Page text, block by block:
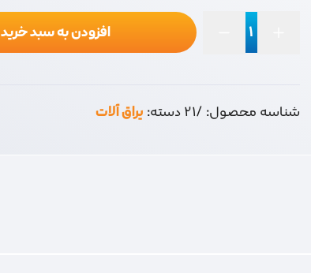
عدد
افزودن به سبد خرید
شناسه محصول: /21 دسته: یراق آلات